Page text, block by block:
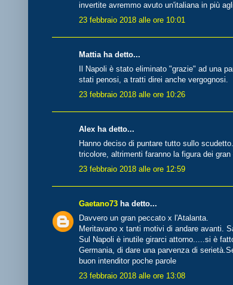
invertite avremmo avuto un'italiana in più
23 febbraio 2018 alle ore 10:01
Mattia ha detto...
Il Napoli è stato eliminato "grazie" ad una
stati penosi, a tratti direi anche vergognosi.
23 febbraio 2018 alle ore 10:26
Alex ha detto...
Hanno deciso di puntare tutto sullo
tricolore, altrimenti faranno la figura dei gran
23 febbraio 2018 alle ore 12:59
Gaetano73 ha detto...
Davvero un gran peccato x l'Atalanta.
Meritavano x tanti motivi di andare avanti.
Sul Napoli è inutile girarci attorno.....si è
Germania, di dare una parvenza di
buon intenditor poche parole
23 febbraio 2018 alle ore 13:08